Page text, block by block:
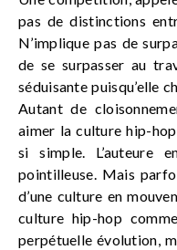
pas de distinctions
N’implique pas de
de se surpasser au
séduisante puisqu’elle
Autant de
aimer la culture hip-
si simple. L’auteure
pointilleuse. Mais
d’une culture en
culture hip-hop
perpétuelle évolution,